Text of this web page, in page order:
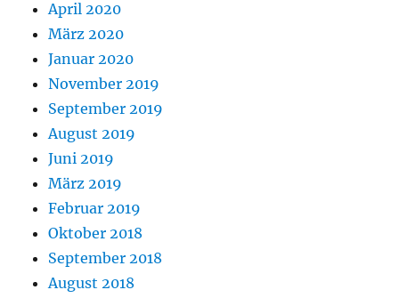
April 2020
März 2020
Januar 2020
November 2019
September 2019
August 2019
Juni 2019
März 2019
Februar 2019
Oktober 2018
September 2018
August 2018